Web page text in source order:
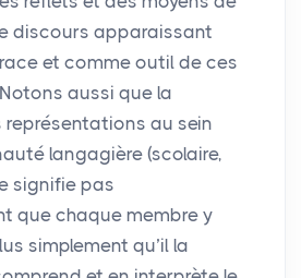
discours apparaissant
et comme outil de ces
aussi que la
au sein
langagière (scolaire,
signifie pas
que chaque membre y
simplement qu’il la